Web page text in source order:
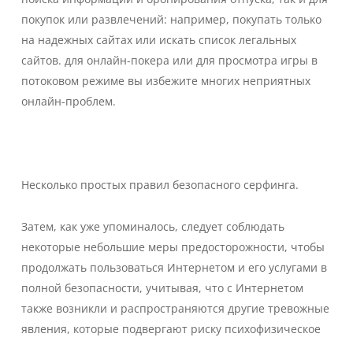
покупок или развлечений: например, покупать только
на надежных сайтах или искать список легальных
сайтов. для онлайн-покера или для просмотра игры в
потоковом режиме вы избежите многих неприятных
онлайн-проблем.
Несколько простых правил безопасного серфинга.
Затем, как уже упоминалось, следует соблюдать
некоторые небольшие меры предосторожности, чтобы
продолжать пользоваться Интернетом и его услугами в
полной безопасности, учитывая, что с Интернетом
также возникли и распространяются другие тревожные
явления, которые подвергают риску психофизическое